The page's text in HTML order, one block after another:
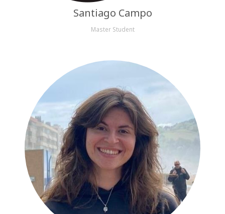
Santiago Campo
Master Student